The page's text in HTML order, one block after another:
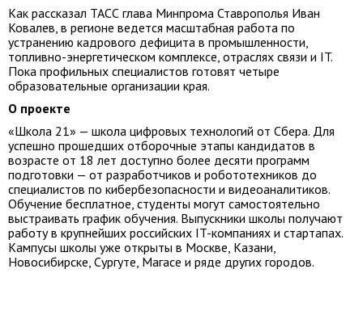
Как рассказал ТАСС глава Минпрома Ставрополья Иван
Ковалев, в регионе ведется масштабная работа по
устранению кадрового дефицита в промышленности,
топливно-энергетическом комплексе, отраслях связи и IT.
Пока профильных специалистов готовят четыре
образовательные организации края.
О проекте
«Школа 21» — школа цифровых технологий от Сбера. Для
успешно прошедших отборочные этапы кандидатов в
возрасте от 18 лет доступно более десяти программ
подготовки — от разработчиков и робототехников до
специалистов по кибербезопасности и видеоаналитиков.
Обучение бесплатное, студенты могут самостоятельно
выстраивать график обучения. Выпускники школы получают
работу в крупнейших российских IT-компаниях и стартапах.
Кампусы школы уже открыты в Москве, Казани,
Новосибирске, Сургуте, Магасе и ряде других городов.